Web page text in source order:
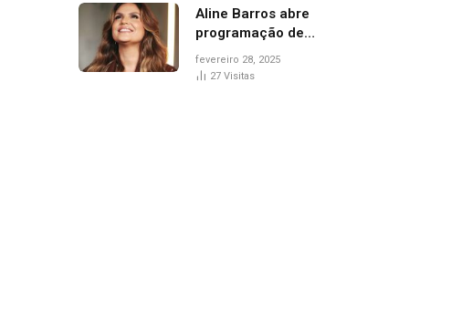
Aline Barros abre
programação de
Carnaval na Praça dos
Girassóis nesta sexta-
fevereiro 28, 2025
27 Visitas